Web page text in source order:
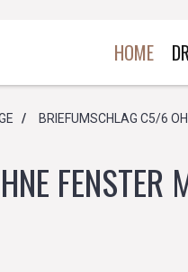
HOME
/ BRIEFUMSCHLAG C5/6